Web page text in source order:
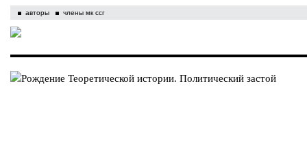
авторы члены мк ссг